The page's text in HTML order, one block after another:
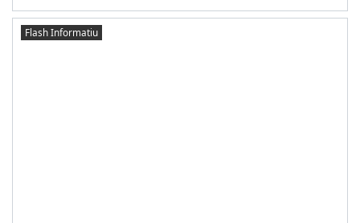
Flash Informatiu